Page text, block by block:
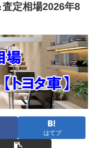
定相場2026年8
はてブ